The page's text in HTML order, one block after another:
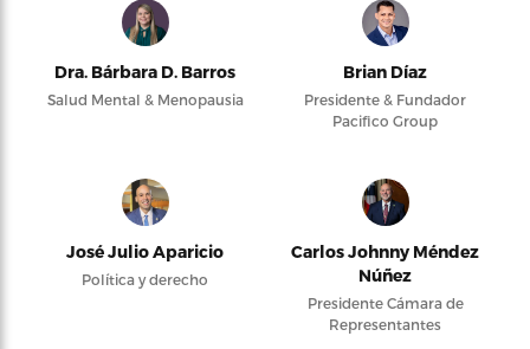
Dra. Bárbara D. Barros
Salud Mental & Menopausia
Brian Díaz
Presidente & Fundador
Pacifico Group
José Julio Aparicio
Política y derecho
Carlos Johnny Méndez
Núñez
Presidente Cámara de
Representantes